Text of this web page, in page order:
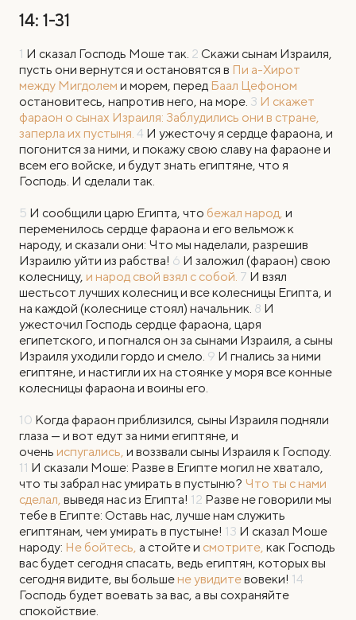
14: 1-31
1 И сказал Господь Моше так. 2 Скажи сынам Израиля,
пусть они вернутся и остановятся в Пи а-Хирот
между Мигдолем и морем, перед Баал Цефоном
остановитесь, напротив него, на море. 3 И скажет
фараон о сынах Израиля: Заблудились они в стране,
заперла их пустыня. 4 И ужесточу я сердце фараона, и
погонится за ними, и покажу свою славу на фараоне и
всем его войске, и будут знать египтяне, что я
Господь. И сделали так.
5 И сообщили царю Египта, что бежал народ, и
переменилось сердце фараона и его вельмож к
народу, и сказали они: Что мы наделали, разрешив
Израилю уйти из рабства! 6 И заложил (фараон) свою
колесницу, и народ свой взял с собой. 7 И взял
шестьсот лучших колесниц и все колесницы Египта, и
на каждой (колеснице стоял) начальник. 8 И
ужесточил Господь сердце фараона, царя
египетского, и погнался он за сынами Израиля, а сыны
Израиля уходили гордо и смело. 9 И гнались за ними
египтяне, и настигли их на стоянке у моря все конные
колесницы фараона и воины его.
10 Когда фараон приблизился, сыны Израиля подняли
глаза — и вот едут за ними египтяне, и
очень испугались, и воззвали сыны Израиля к Господу.
11 И сказали Моше: Разве в Египте могил не хватало,
что ты забрал нас умирать в пустыню? Что ты с нами
сделал, выведя нас из Египта! 12 Разве не говорили мы
тебе в Египте: Оставь нас, лучше нам служить
египтянам, чем умирать в пустыне! 13 И сказал Моше
народу: Не бойтесь, а стойте и смотрите, как Господь
вас будет сегодня спасать, ведь египтян, которых вы
сегодня видите, вы больше не увидитевовеки! 14
Господь будет воевать за вас, а вы сохраняйте
спокойствие.